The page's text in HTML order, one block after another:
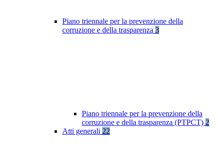
Piano triennale per la prevenzione della
corruzione e della trasparenza 3
Piano triennale per la prevenzione della
corruzione e della trasparenza (PTPCT) 2
Atti generali 22